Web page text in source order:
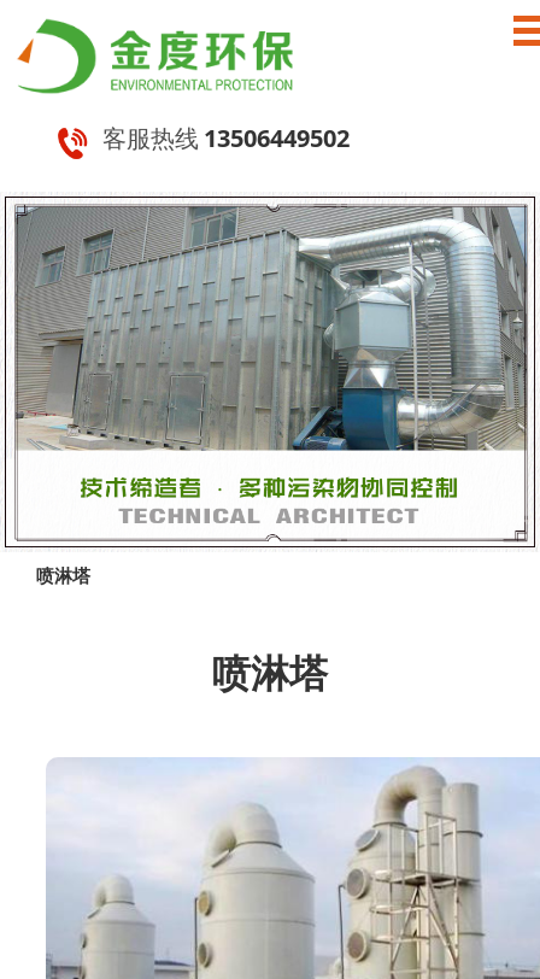
客服热线 13506449502
喷淋塔
喷淋塔